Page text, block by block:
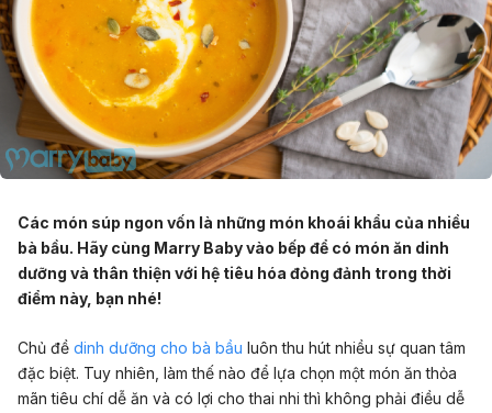
Các món súp ngon vốn là những món khoái khẩu của nhiều
bà bầu. Hãy cùng Marry Baby vào bếp để có món ăn dinh
dưỡng và thân thiện với hệ tiêu hóa đỏng đảnh trong thời
điểm này, bạn nhé!
Chủ đề dinh dưỡng cho bà bầu luôn thu hút nhiều sự quan tâm
đặc biệt. Tuy nhiên, làm thế nào để lựa chọn một món ăn thỏa
mãn tiêu chí dễ ăn và có lợi cho thai nhi thì không phải điều dễ